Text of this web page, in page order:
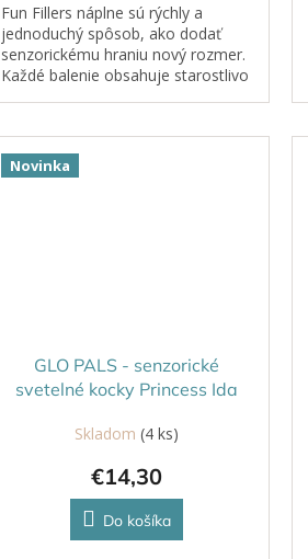
Fun Fillers náplne sú rýchly a
jednoduchý spôsob, ako dodať
senzorickému hraniu nový rozmer.
Každé balenie obsahuje starostlivo
nádoby...
Novinka
GLO PALS - senzorické
svetelné kocky Princess Ida
Skladom (4 ks)
€14,30
Do košíka